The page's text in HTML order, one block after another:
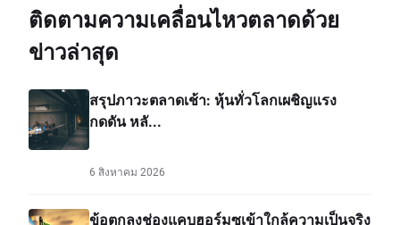
ติดตามความเคลื่อนไหวตลาดด้วย
ข่าวล่าสุด
สรุปภาวะตลาดเช้า: หุ้นทั่วโลกเผชิญแรง
กดดัน หลั...
6 สิงหาคม 2026
ข้อตกลงช่องแคบฮอร์มุซเข้าใกล้ความเป็นจริง